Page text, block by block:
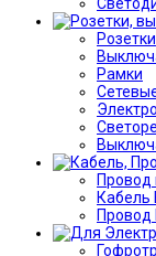
Розетки
Рамки
Провод
Кабель